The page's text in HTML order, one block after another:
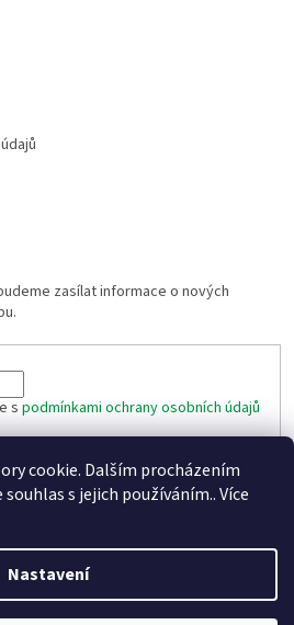
cookie. Dalším procházením
s jejich používáním.. Více
Nastavení
zasílat informace o nových
s podmínkami ochrany osobních údajů
Vytvořil Shoptet